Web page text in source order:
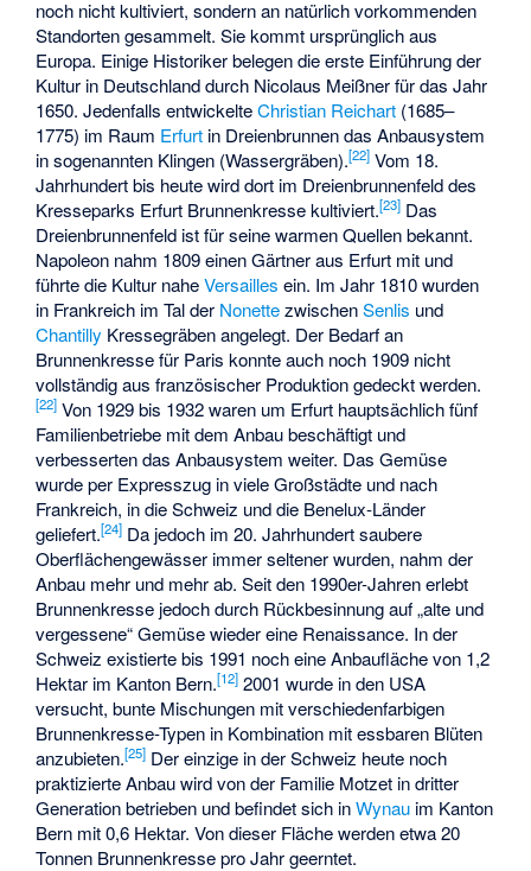
noch nicht kultiviert, sondern an natürlich vorkommenden
Standorten gesammelt. Sie kommt ursprünglich aus
Europa. Einige Historiker belegen die erste Einführung der
Kultur in Deutschland durch Nicolaus Meißner für das Jahr
1650. Jedenfalls entwickelteChristian Reichart (1685–
1775) im Raum Erfurt in Dreienbrunnen das Anbausystem
in sogenannten Klingen (Wassergräben).[22] Vom 18.
Jahrhundert bis heute wird dort im Dreienbrunnenfeld des
Kresseparks Erfurt Brunnenkresse kultiviert.[23] Das
Dreienbrunnenfeld ist für seine warmen Quellen bekannt.
Napoleon nahm 1809 einen Gärtner aus Erfurt mit und
führte die Kultur naheVersailles ein. Im Jahr 1810 wurden
in Frankreich im Tal der NonettezwischenSenlis und
Chantilly Kressegräben angelegt. Der Bedarf an
Brunnenkresse für Paris konnte auch noch 1909 nicht
vollständig aus französischer Produktion gedeckt werden.
[22] Von 1929 bis 1932 waren um Erfurt hauptsächlich fünf
Familienbetriebe mit dem Anbau beschäftigt und
verbesserten das Anbausystem weiter. Das Gemüse
wurde per Expresszug in viele Großstädte und nach
Frankreich, in die Schweiz und die Benelux-Länder
geliefert.[24] Da jedoch im 20. Jahrhundert saubere
Oberflächengewässer immer seltener wurden, nahm der
Anbau mehr und mehr ab. Seit den 1990er-Jahren erlebt
Brunnenkresse jedoch durch Rückbesinnung auf „alte und
vergessene“ Gemüse wieder eine Renaissance. In der
Schweiz existierte bis 1991 noch eine Anbaufläche von 1,2
Hektar im Kanton Bern.[12] 2001 wurde in den USA
versucht, bunte Mischungen mit verschiedenfarbigen
Brunnenkresse-Typen in Kombination mit essbaren Blüten
anzubieten.[25] Der einzige in der Schweiz heute noch
praktizierte Anbau wird von der Familie Motzet in dritter
Generation betrieben und befindet sich inWynau im Kanton
Bern mit 0,6 Hektar. Von dieser Fläche werden etwa 20
Tonnen Brunnenkresse pro Jahr geerntet.